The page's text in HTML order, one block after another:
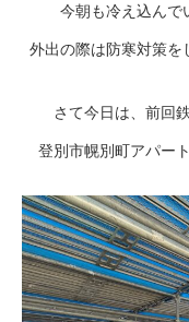
今朝も冷え込んで
外出の際は防寒対策を
さて今日は、前回
登別市幌別町アパー